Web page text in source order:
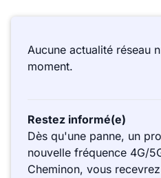
Aucune actualité réseau
moment.
Restez informé(e)
Dès qu'une panne, un
nouvelle fréquence 4G/
Cheminon, vous